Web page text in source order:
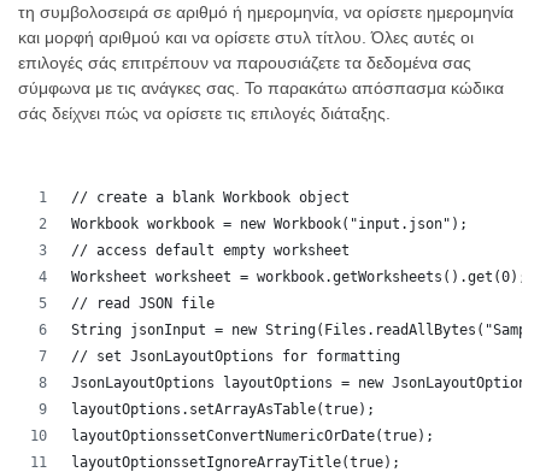
τη συμβολοσειρά σε αριθμό ή ημερομηνία, να ορίσετε ημερομηνία
και μορφή αριθμού και να ορίσετε στυλ τίτλου. Όλες αυτές οι
επιλογές σάς επιτρέπουν να παρουσιάζετε τα δεδομένα σας
σύμφωνα με τις ανάγκες σας. Το παρακάτω απόσπασμα κώδικα
σάς δείχνει πώς να ορίσετε τις επιλογές διάταξης.
// create a blank Workbook object
Workbook workbook = new Workbook("input.json");
// access default empty worksheet
Worksheet worksheet = workbook.getWorksheets().get(0);
// read JSON file
String jsonInput = new
// set JsonLayoutOptions for formatting
JsonLayoutOptions layoutOptions = new
layoutOptions.setArrayAsTable(true);
layoutOptionssetConvertNumericOrDate(true);
layoutOptionssetIgnoreArrayTitle(true);